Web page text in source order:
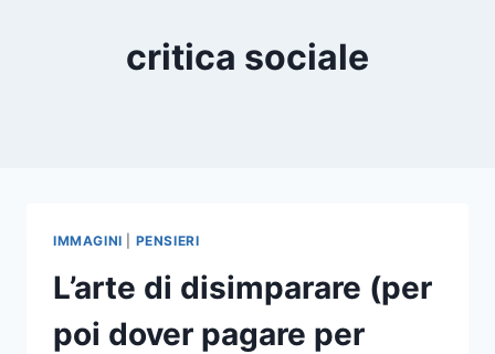
critica sociale
IMMAGINI PENSIERI
L’arte di disimparare (per
poi dover pagare per